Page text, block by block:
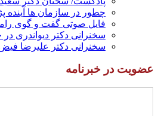
چطور در سازمان ها آینده
فایل صوتی گفت و گوی
سخنرانی دکتر دیواندری
سخنرانی دکتر علیرضا فیض بخش
عضویت در خبرنامه